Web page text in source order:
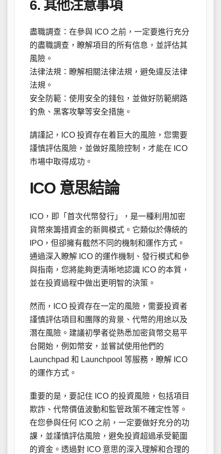
6. 其他注意事項
盡職調查：在參與 ICO 之前，一定要進行充分
的盡職調查，瞭解項目的所有信息，並評估其
風險。
法律法規：瞭解相關法律法規，避免違反法律
法規。
安全防範：使用安全的錢包，並做好防範網路
釣魚、黑客攻擊等安全措施。
請謹記，ICO 投資存在着巨大的風險，您需要
謹慎評估風險，並做好風險控制，才能在 ICO
市場中取得成功。
ICO 意思結論
ICO，即「首次代幣發行」，是一種利用加密
貨幣來籌措資金的新興模式。它類似於傳統的
IPO，但卻擁有截然不同的機制和運作方式。
通過深入瞭解 ICO 的運作機制、發行模式和參
與指南，您將能夠更清晰地認識 ICO 的本質，
並在投資過程中做出更明智的決策。
然而，ICO 投資存在一定的風險，需要投資者
謹慎評估項目和團隊的背景、代幣的用途以及
潛在風險。建議初學者從熟悉加密貨幣交易平
台開始，例如幣安，並嘗試使用他們的
Launchpad 和 Launchpool 等服務，瞭解 ICO
的運作方式。
重要的是，要記住 ICO 的投資風險，包括項目
欺詐、代幣價值波動和監管政策不確定性等。
在您參與任何 ICO 之前，一定要做好充分的功
課，並謹慎評估風險，避免投資超過承受範圍
的資金。透過對 ICO 意思的深入理解和合理的